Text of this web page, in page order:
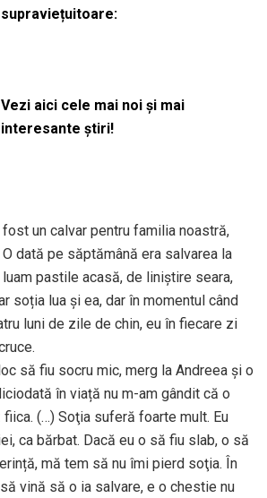
supraviețuitoare:
Vezi aici cele mai noi și mai
interesante știri!
un calvar pentru familia noastră,
dată pe săptămână era salvarea la
luam pastile acasă, de liniştire seara,
soția lua și ea, dar în momentul când
luni de zile de chin, eu în fiecare zi
să fiu socru mic, merg la Andreea și o
în viață nu m-am gândit că o
(…) Soţia suferă foarte mult. Eu
ca bărbat. Dacă eu o să fiu slab, o să
mă tem să nu îmi pierd soţia. În
vină să o ia salvare, e o chestie nu